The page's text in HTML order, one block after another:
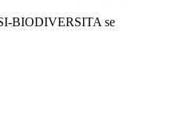
BIODIVERSITA se